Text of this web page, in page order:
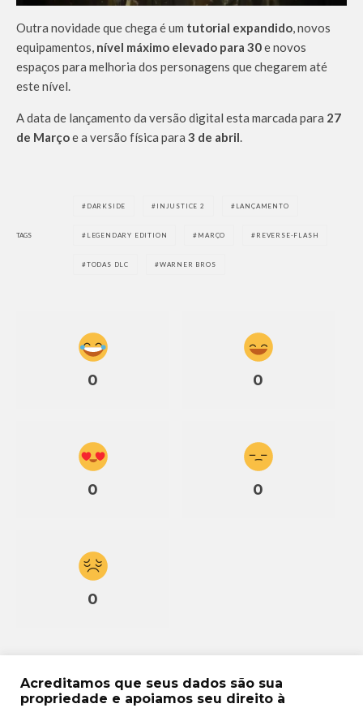
Outra novidade que chega é um tutorial expandido, novos
equipamentos, nível máximo elevado para 30e novos
espaços para melhoria dos personagens que chegarem até
este nível.
A data de lançamento da versão digital esta marcada para 27
de Marçoe a versão física para 3 de abril.
TAGS
DARKSIDE INJUSTICE 2 LANÇAMENTO
LEGENDARY EDITION MARÇO REVERSE-FLASH
TODAS DLC WARNER BROS
0 0
0 0
0
Acreditamos que seus dados são sua
propriedade e apoiamos seu direito à